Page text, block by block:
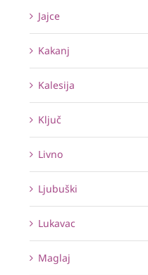
Jajce
Kakanj
Kalesija
Ključ
Livno
Ljubuški
Lukavac
Maglaj